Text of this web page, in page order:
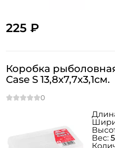
225 ₽
Коробка
Case S 13,8x7,7x3,1см.
Вес: